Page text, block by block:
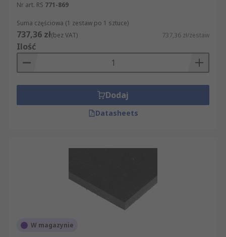
Nr art. RS 771-869
Suma częściowa (1 zestaw po 1 sztuce)
737,36 zł(bez VAT) 737,36 zł/zestaw
Ilość
Dodaj
Datasheets
W magazynie